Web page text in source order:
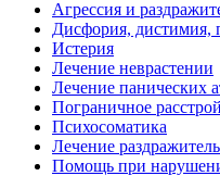
Агрессия и
Дисфория, дистимия,
Истерия
Лечение неврастении
Лечение панических
Пограничное
Психосоматика
Лечение
Помощь при